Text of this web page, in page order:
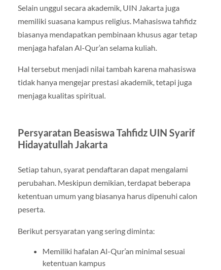
Selain unggul secara akademik, UIN Jakarta juga
memiliki suasana kampus religius. Mahasiswa tahfidz
biasanya mendapatkan pembinaan khusus agar tetap
menjaga hafalan Al-Qur’an selama kuliah.
Hal tersebut menjadi nilai tambah karena mahasiswa
tidak hanya mengejar prestasi akademik, tetapi juga
menjaga kualitas spiritual.
Persyaratan Beasiswa Tahfidz UIN Syarif
Hidayatullah Jakarta
Setiap tahun, syarat pendaftaran dapat mengalami
perubahan. Meskipun demikian, terdapat beberapa
ketentuan umum yang biasanya harus dipenuhi calon
peserta.
Berikut persyaratan yang sering diminta:
Memiliki hafalan Al-Qur’an minimal sesuai
ketentuan kampus